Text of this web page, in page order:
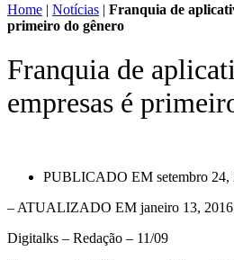
Home | Notícias | Franquia de
primeiro do gênero
Franquia de
empresas é
PUBLICADO EM setembro 24,
– ATUALIZADO EM janeiro 13, 2016
Digitalks – Redação – 11/09